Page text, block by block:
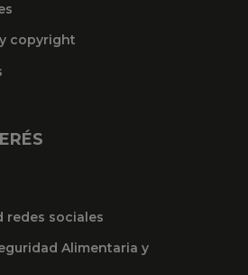
copyright
redes sociales
Alimentaria y